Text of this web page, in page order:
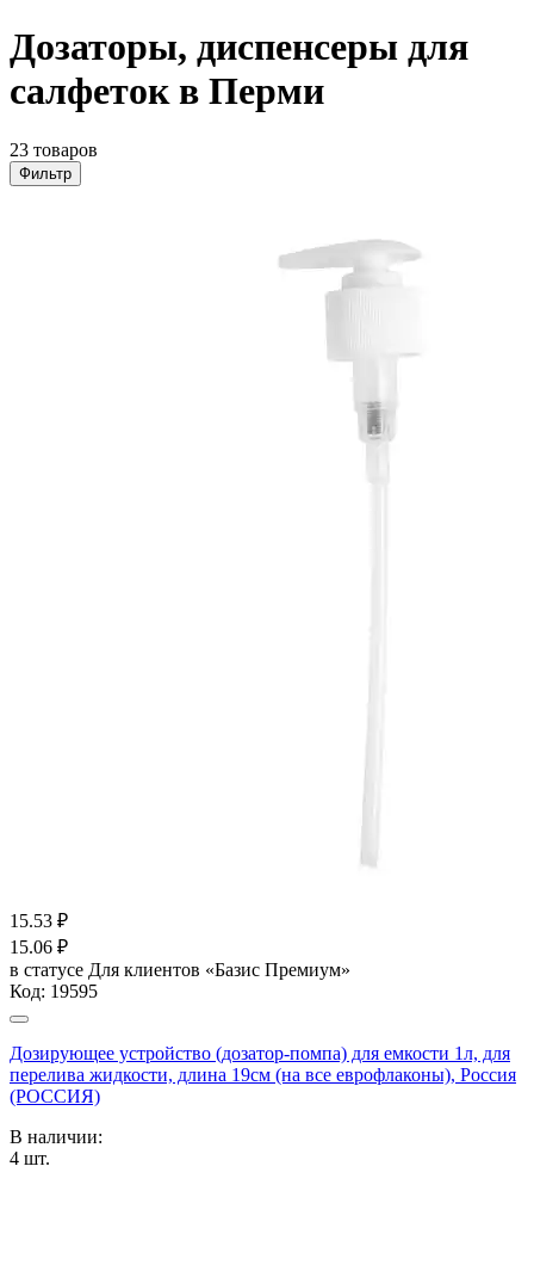
Дозаторы, диспенсеры для
салфеток в Перми
23 товаров
Фильтр
15.53 ₽
15.06 ₽
в статусе Для клиентов «Базис Премиум»
Код: 19595
Дозирующее устройство (дозатор-помпа) для емкости 1л, для
перелива жидкости, длина 19см (на все еврофлаконы), Россия
(РОССИЯ)
В наличии:
4 шт.